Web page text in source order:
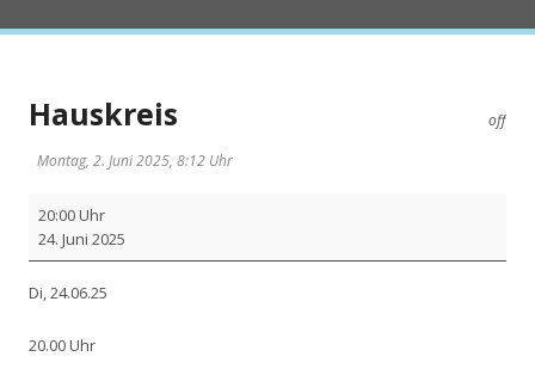
off
Hauskreis
Montag, 2. Juni 2025, 8:12 Uhr
kreis
20:00 Uhr
24. Juni 2025
Di, 24.06.25
20.00 Uhr